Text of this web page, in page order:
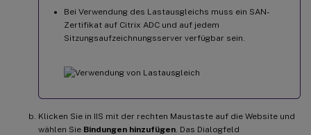
Bei Verwendung des Lastausgleichs muss ein SAN-
Zertifikat auf Citrix ADC und auf jedem
Sitzungsaufzeichnungsserver verfügbar sein.
Klicken Sie in IIS mit der rechten Maustaste auf die Website und
wählen Sie Bindungen hinzufügen . Das Dialogfeld